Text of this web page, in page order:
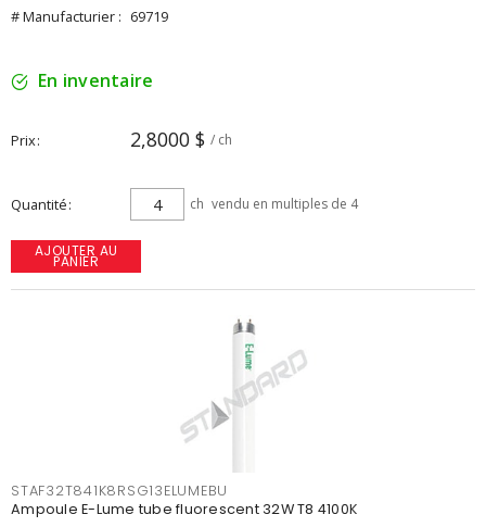
# Manufacturier : 69719
En inventaire
Prix 2,8000 $ / ch
Quantité ch vendu en multiples de 4
AJOUTER AU
PANIER
STAF32T841K8RSG13ELUMEBU
Ampoule E-Lume tube fluorescent 32W T8 4100K